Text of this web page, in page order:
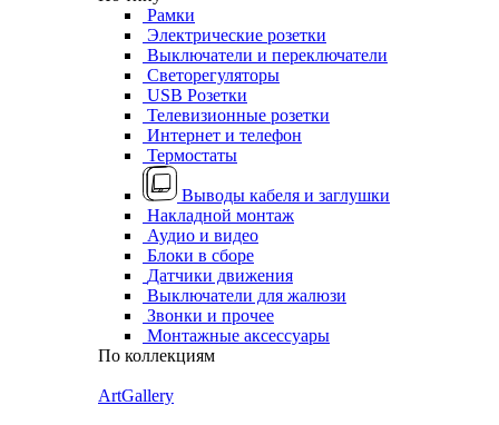
Рамки
Электрические розетки
Выключатели и переключатели
Светорегуляторы
USB Розетки
Телевизионные розетки
Интернет и телефон
Термостаты
Выводы кабеля и заглушки
Накладной монтаж
Аудио и видео
Блоки в сборе
Датчики движения
Выключатели для жалюзи
Звонки и прочее
Монтажные аксессуары
По коллекциям
ArtGallery